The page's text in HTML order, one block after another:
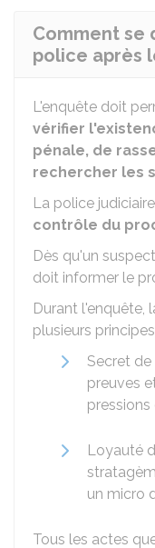
Comment se
police après
L'enquête doit
vérifier
pénale, de
rechercher les
La police
contrôle du
Dès qu'un
doit informer le
Durant l'enquête,
plusieurs
Secret
preuves
Loyauté
un micro
Tous les actes